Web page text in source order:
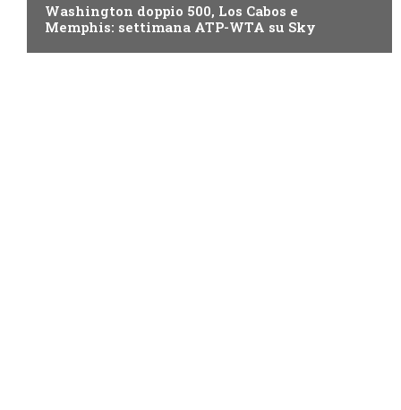
Washington doppio 500, Los Cabos e
Memphis: settimana ATP-WTA su Sky